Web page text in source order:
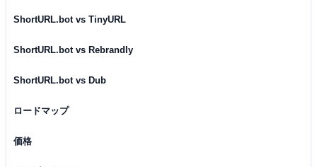
ShortURL.bot vs TinyURL
ShortURL.bot vs Rebrandly
ShortURL.bot vs Dub
ロードマップ
価格